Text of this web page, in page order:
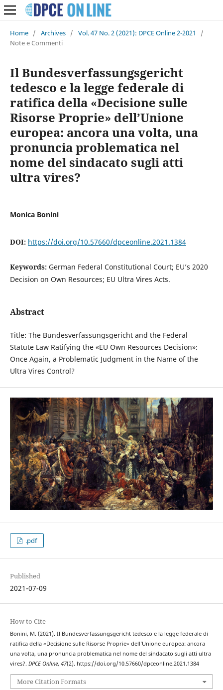
Home / Archives / Vol. 47 No. 2 (2021): DPCE Online 2-2021
/
Note e Commenti
Il Bundesverfassungsgericht
tedesco e la legge federale di
ratifica della «Decisione sulle
Risorse Proprie» dell’Unione
europea: ancora una volta, una
pronuncia problematica nel
nome del sindacato sugli atti
ultra vires?
Monica Bonini
DOI: https://doi.org/10.57660/dpceonline.2021.1384
Keywords: German Federal Constitutional Court; EU’s 2020
Decision on Own Resources; EU Ultra Vires Acts.
Abstract
Title: The Bundesverfassungsgericht and the Federal
Statute Law Ratifying the «EU Own Resources Decision»:
Once Again, a Problematic Judgment in the Name of the
Ultra Vires Control?
.pdf
Published
2021-07-09
How to Cite
Bonini, M. (2021). Il Bundesverfassungsgericht tedesco e la legge federale di
ratifica della «Decisione sulle Risorse Proprie» dell’Unione europea: ancora
una volta, una pronuncia problematica nel nome del sindacato sugli atti ultra
vires?. DPCE Online, 47(2). https://doi.org/10.57660/dpceonline.2021.1384
More Citation Formats